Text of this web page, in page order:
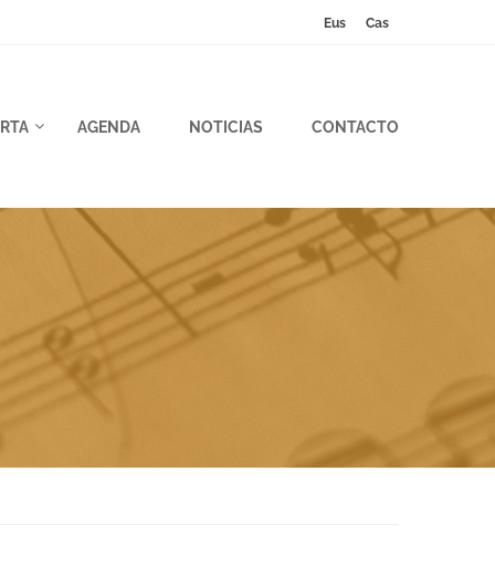
Eus Cas
AGENDA NOTICIAS CONTACTO